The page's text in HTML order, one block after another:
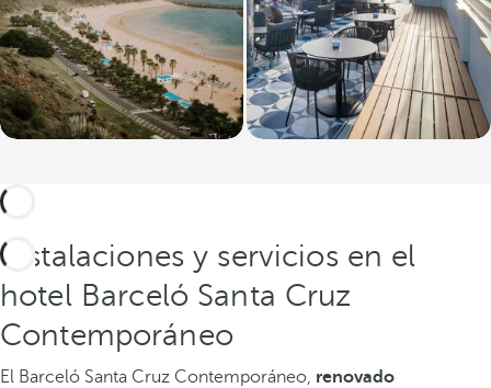
Instalaciones y servicios en el
hotel Barceló Santa Cruz
Contemporáneo
El Barceló Santa Cruz Contemporáneo, renovado